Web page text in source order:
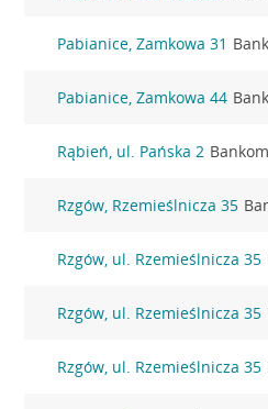
Pabianice, Zamkowa 31
Pabianice, Zamkowa 44
Rąbień, ul. Pańska 2
Rzgów, Rzemieślnicza 35
Rzgów, ul. Rzemieślnicza 35
Rzgów, ul. Rzemieślnicza 35
Rzgów, ul. Rzemieślnicza 35